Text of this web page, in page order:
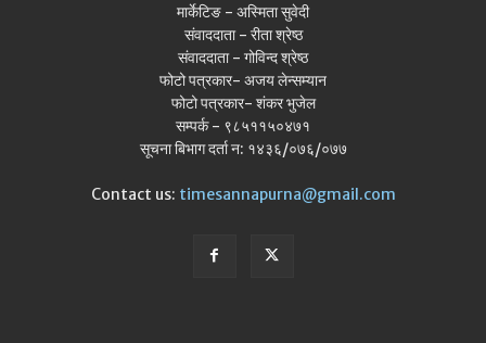
मार्केटिङ - अस्मिता सुवेदी
संवाददाता - रीता श्रेष्ठ
संवाददाता - गोविन्द श्रेष्ठ
फोटो पत्रकार- अजय लेन्सम्यान
फोटो पत्रकार- शंकर भुजेल
सम्पर्क - ९८५११५०४७१
सूचना बिभाग दर्ता न: १४३६/०७६/०७७
Contact us: timesannapurna@gmail.com